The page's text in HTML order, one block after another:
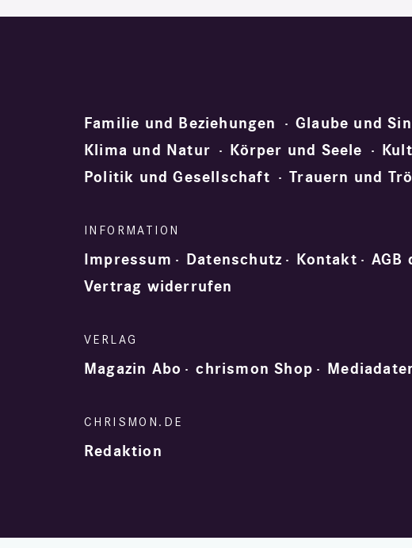
Familie und Beziehungen Glaube und
Klima und Natur
Körper und Seele
Politik und Gesellschaft
Trauern und
Impressum Datenschutz Kontakt AGB
Vertrag widerrufen
Magazin Abo chrismon Shop
Redaktion